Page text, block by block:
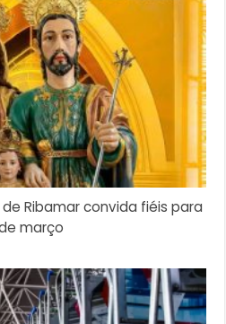
Ribamar convida fiéis para
março